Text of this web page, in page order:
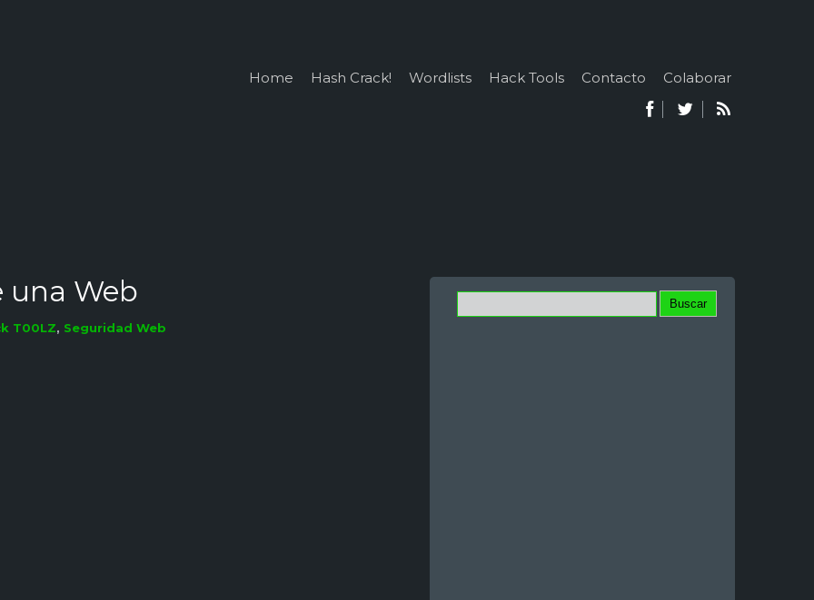
Home Hash Crack! Wordlists Hack Tools Contacto Colaborar
una Web
T00LZ, Seguridad Web